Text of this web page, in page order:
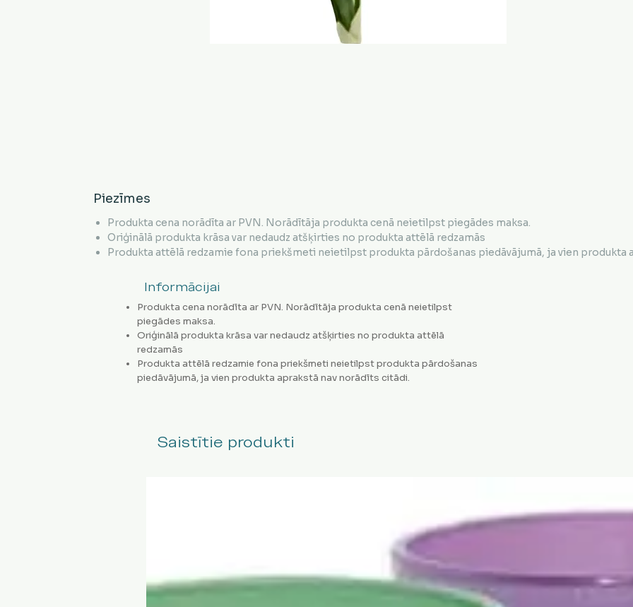
Piezīmes
Produkta cena norādīta ar PVN. Norādītāja produkta cenā neietilpst piegādes maksa.
Oriģinālā produkta krāsa var nedaudz atšķirties no produkta attēlā redzamās
Produkta attēlā redzamie fona priekšmeti neietilpst produkta pārdošanas piedāvājumā, ja vien produkta
Informācijai
Produkta cena norādīta ar PVN. Norādītāja produkta cenā neietilpst
piegādes maksa.
Oriģinālā produkta krāsa var nedaudz atšķirties no produkta attēlā
redzamās
Produkta attēlā redzamie fona priekšmeti neietilpst produkta pārdošanas
piedāvājumā, ja vien produkta aprakstā nav norādīts citādi.
Saistītie produkti